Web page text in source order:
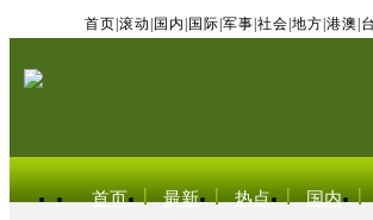
首页 滚动 国内 国际 军事 社会 地方 港澳
首页 最新 热点 国内